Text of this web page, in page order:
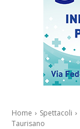
Home Spettacoli
Taurisano